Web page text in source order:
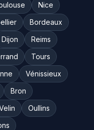
Nice
Bordeaux
Dijon
Reims
Tours
Vénissieux
Bron
Oullins